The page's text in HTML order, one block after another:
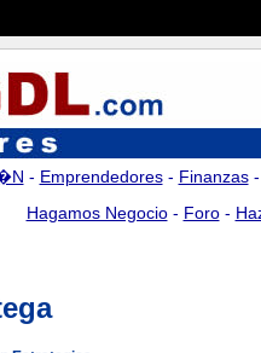
- Emprendedores- Finanzas
Hagamos Negocio- Foro-